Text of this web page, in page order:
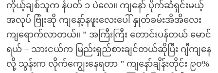
ကိုယ့်ချစ်သူက နံပတ် ၁ ပဲလေ။ ကျနော် ပိုက်ဆံရှင်းမယ့်
အလုပ် ဗြုံးဆို ကျနော့်နဖူးလေးပေါ် နှုတ်ခမ်းအိအိလေး
ကျရောက်လာတယ်။ ” အကြီးကြီး တောင်းပန်တယ် မောင်
ရယ် – သားငယ်က မြည်းရှည်စားချင်တယ်ဆိုပြီး ဂျီကျနေ
လို့ သွန်းက လိုက်ကျွေးနေရတာ ” ကျနော်ချိန်းတိုင်း ၉၀%